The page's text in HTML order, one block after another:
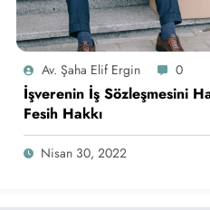
Av. Şaha Elif Ergin 0
İşverenin İş Sözleşmesini
Fesih Hakkı
Nisan 30, 2022